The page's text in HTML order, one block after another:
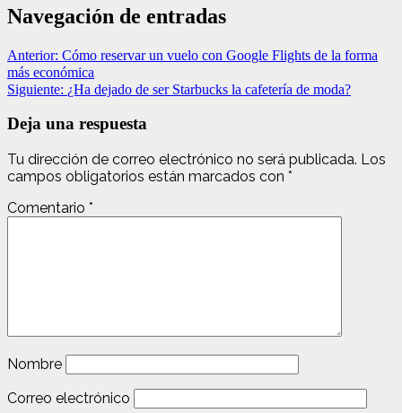
Navegación de entradas
Anterior: Cómo reservar un vuelo con Google Flights de la forma
más económica
Siguiente: ¿Ha dejado de ser Starbucks la cafetería de moda?
Deja una respuesta
Tu dirección de correo electrónico no será publicada. Los
campos obligatorios están marcados con *
Comentario *
Nombre
Correo electrónico